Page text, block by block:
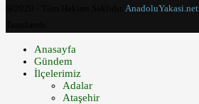
AnadoluYakasi.net
Anasayfa
Gündem
İlçelerimiz
Adalar
Ataşehir